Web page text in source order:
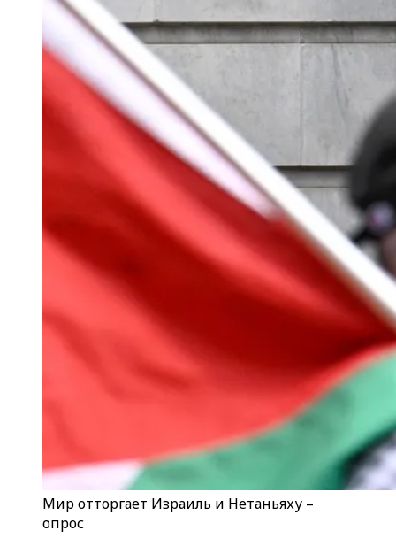
Мир отторгает Израиль и Нетаньяху –
опрос